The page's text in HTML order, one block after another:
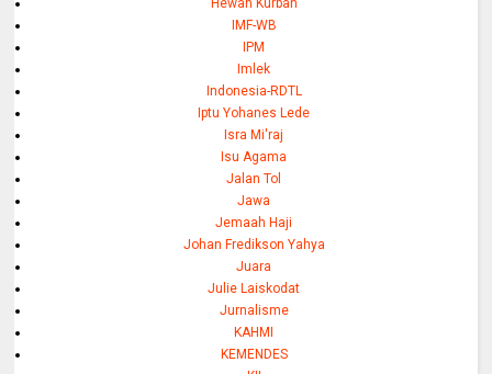
Hewan Kurban
IMF-WB
IPM
Imlek
Indonesia-RDTL
Iptu Yohanes Lede
Isra Mi'raj
Isu Agama
Jalan Tol
Jawa
Jemaah Haji
Johan Fredikson Yahya
Juara
Julie Laiskodat
Jurnalisme
KAHMI
KEMENDES